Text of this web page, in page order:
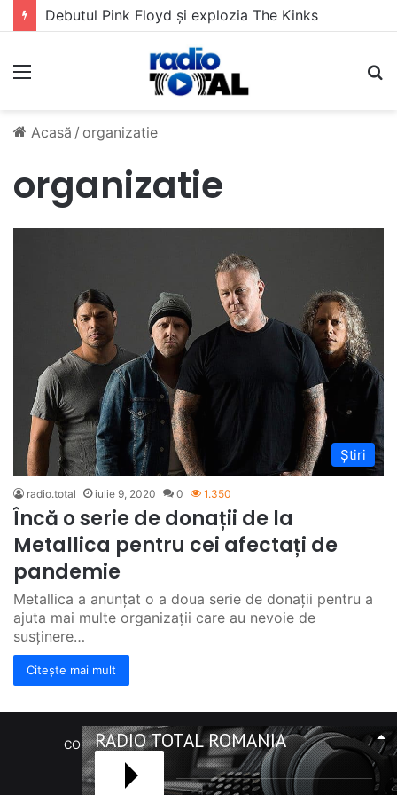
Debutul Pink Floyd și explozia The Kinks
Meniu
Acasă / organizatie
organizatie
Știri
radio.total iulie 9, 2020 0 1.350
Încă o serie de donații de la
Metallica pentru cei afectați de
pandemie
Metallica a anunțat o a doua serie de donații pentru a
ajuta mai multe organizații care au nevoie de
susținere…
Citește mai mult
COPYRIGHT Radio Total România. (C) 2020-2023
Facebook
RSS
RADIO TOTAL ROMANIA